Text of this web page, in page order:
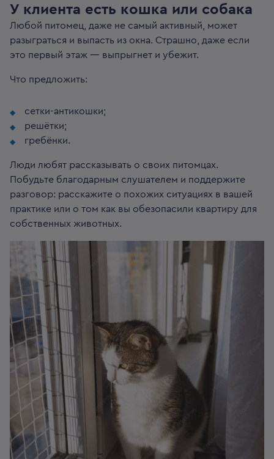
У клиента есть кошка или собака
Любой питомец, даже не самый активный, может
разыграться и выпасть из окна. Страшно, даже если
это первый этаж — выпрыгнет и убежит.
Что предложить:
сетки-антикошки;
решётки;
гребёнки.
Люди любят рассказывать о своих питомцах.
Побудьте благодарным слушателем и поддержите
разговор: расскажите о похожих ситуациях в вашей
практике или о том как вы обезопасили квартиру для
собственных животных.